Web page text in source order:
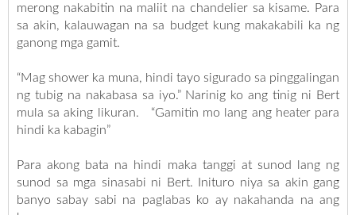
merong nakabitin na maliit na chandelier sa kisame. Para
sa akin, kalauwagan na sa budget kung makakabili ka ng
ganong mga gamit.
“Mag shower ka muna, hindi tayo sigurado sa pinggalingan
ng tubig na nakabasa sa iyo.” Narinig ko ang tinig ni Bert
mula sa aking likuran. “Gamitin mo lang ang heater para
hindi ka kabagin”
Para akong bata na hindi maka tanggi at sunod lang ng
sunod sa mga sinasabi ni Bert. Inituro niya sa akin gang
banyo sabay sabi na paglabas ko ay nakahanda na ang